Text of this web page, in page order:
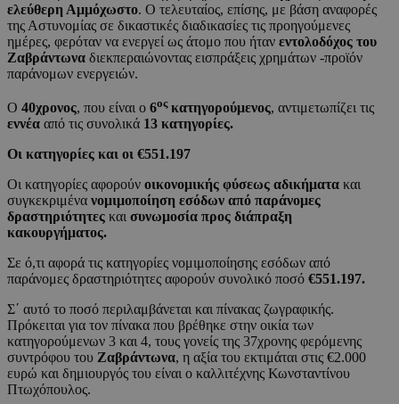
ελεύθερη Αμμόχωστο. Ο τελευταίος, επίσης, με βάση αναφορές
της Αστυνομίας σε δικαστικές διαδικασίες τις προηγούμενες
ημέρες, φερόταν να ενεργεί ως άτομο που ήταν εντολοδόχος του
Ζαβράντωνα διεκπεραιώνοντας εισπράξεις χρημάτων -προϊόν
παράνομων ενεργειών.
Ο 40χρονος, που είναι ο 6οςκατηγορούμενος, αντιμετωπίζει τις
εννέα από τις συνολικά 13 κατηγορίες.
Οι κατηγορίες και οι €551.197
Οι κατηγορίες αφορούν οικονομικής φύσεως αδικήματα και
συγκεκριμένα νομιμοποίηση εσόδων από παράνομες
δραστηριότητες και συνωμοσία προς διάπραξη
κακουργήματος.
Σε ό,τι αφορά τις κατηγορίες νομιμοποίησης εσόδων από
παράνομες δραστηριότητες αφορούν συνολικό ποσό €551.197.
Σ΄ αυτό το ποσό περιλαμβάνεται και πίνακας ζωγραφικής.
Πρόκειται για τον πίνακα που βρέθηκε στην οικία των
κατηγορούμενων 3 και 4, τους γονείς της 37χρονης φερόμενης
συντρόφου του Ζαβράντωνα, η αξία του εκτιμάται στις €2.000
ευρώ και δημιουργός του είναι ο καλλιτέχνης Κωνσταντίνου
Πτωχόπουλος.